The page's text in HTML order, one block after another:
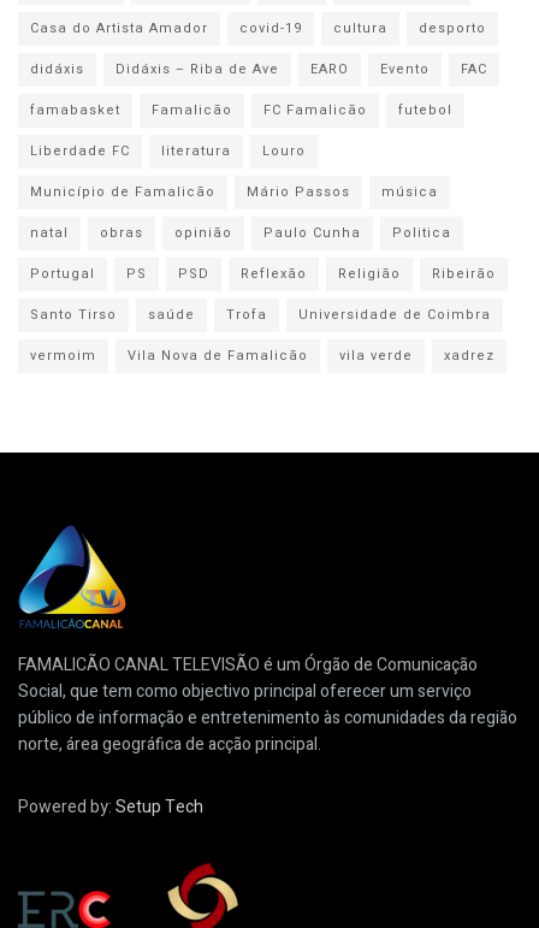
Casa do Artista Amador
covid-19 cultura
desporto
didáxis
Didáxis – Riba de Ave EARO Evento
FAC
famabasket
Famalicão FC Famalicão
futebol
Liberdade FC
literatura
Louro
Município de Famalicão
Mário Passos
música
natal
obras opinião Paulo Cunha
Politica
Portugal
PS PSD Reflexão Religião
Ribeirão
Santo Tirso
saúde Trofa
Universidade de Coimbra
vermoim
Vila Nova de Famalicão vila verde xadrez
FAMALICÃO CANAL TELEVISÃO é um Órgão de Comunicação
Social, que tem como objectivo principal oferecer um serviço
público de informação e entretenimento às comunidades da região
norte, área geográfica de acção principal.
Powered by:Setup Tech